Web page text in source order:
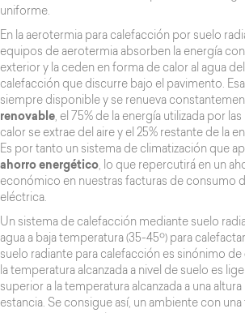
uniforme.
En la aerotermia para calefacción por suelo
equipos de aerotermia absorben la energía
exterior y la ceden en forma de calor al agua
calefacción que discurre bajo el pavimento.
siempre disponible y se renueva
renovable, el 75% de la energía utilizada por
calor se extrae del aire y el 25% restante de la
Es por tanto un sistema de climatización que
ahorro energético, lo que repercutirá en un
económico en nuestras facturas de consumo
eléctrica.
Un sistema de calefacción mediante suelo
agua a baja temperatura (35-45º) para
suelo radiante para calefacción es sinónimo de
la temperatura alcanzada a nivel de suelo es
superior a la temperatura alcanzada a una
estancia. Se consigue así, un ambiente con